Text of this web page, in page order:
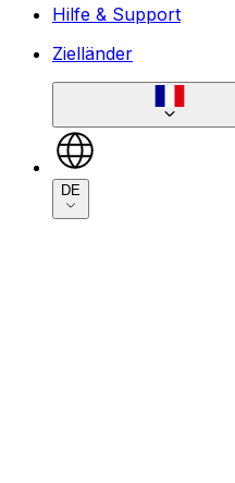
Hilfe & Support
Zielländer
DE